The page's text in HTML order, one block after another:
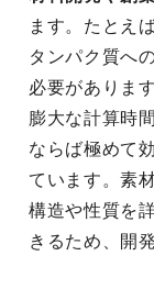
ます。たとえ
タンパク質へ
必要がありま
膨大な計算時
ならば極めて
ています。素
構造や性質を
きるため、開